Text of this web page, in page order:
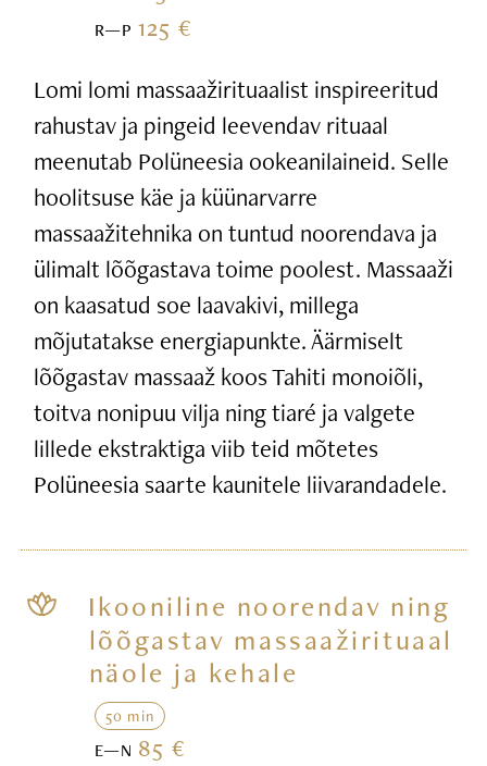
R—P125 €
Lomi lomi massaažirituaalist inspireeritud
rahustav ja pingeid leevendav rituaal
meenutab Polüneesia ookeanilaineid. Selle
hoolitsuse käe ja küünarvarre
massaažitehnika on tuntud noorendava ja
ülimalt lõõgastava toime poolest. Massaaži
on kaasatud soe laavakivi, millega
mõjutatakse energiapunkte. Äärmiselt
lõõgastav massaaž koos Tahiti monoiõli,
toitva nonipuu vilja ning tiaré ja valgete
lillede ekstraktiga viib teid mõtetes
Polüneesia saarte kaunitele liivarandadele.
Ikooniline noorendav ning
lõõgastav massaažirituaal
näole ja kehale
50 min
E—N 85 €